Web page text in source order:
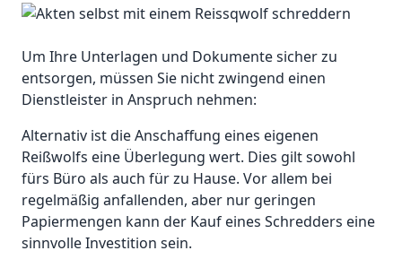
Um Ihre Unterlagen und Dokumente sicher zu
entsorgen, müssen Sie nicht zwingend einen
Dienstleister in Anspruch nehmen:
Alternativ ist die Anschaffung eines eigenen
Reißwolfs eine Überlegung wert. Dies gilt sowohl
fürs Büro als auch für zu Hause. Vor allem bei
regelmäßig anfallenden, aber nur geringen
Papiermengen kann der Kauf eines Schredders eine
sinnvolle Investition sein.